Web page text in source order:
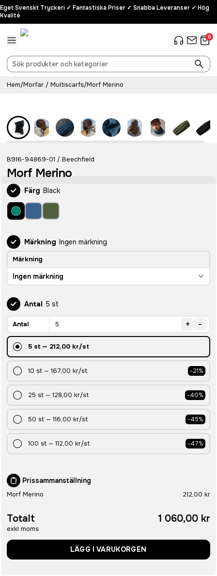
Eget Svenskt Tryckeri ✓ Fantastiska Priser ✓ Snabba Leveranser ✓ Hög
Kvalité
0
Hem/Morfar / Multiscarfs/Morf Merino
B916-94869-01 / Beechfield
Morf Merino
Färg Black
Märkning Ingen märkning
Märkning
Ingen märkning
Antal 5 st
Antal + -
5 st— 212,00 kr/st
10 st — 167,00 kr/st -21%
25 st — 128,00 kr/st -40%
50 st — 116,00 kr/st -45%
100 st — 112,00 kr/st -47%
Prissammanställning
Morf Merino 212,00 kr
Totalt
exkl moms
1 060,00 kr
LÄGG I VARUKORGEN